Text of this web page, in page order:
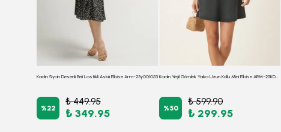
Kadın Siyah Desenli Beli Lastikli Askılı Elbise Arm-23y001053
%22
₺ 449.95
₺ 349.95
Kadın Yeşil Gömlek Yaka Uzun Kollu Mini Elbise ARM-25K001050
%50
₺ 599.90
₺ 299.95